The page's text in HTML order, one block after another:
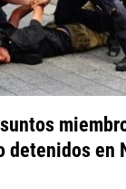
detenidos en